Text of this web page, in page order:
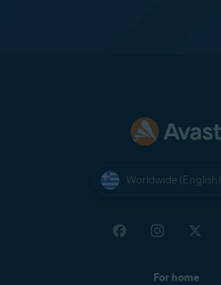
Worldwide (English)
For home